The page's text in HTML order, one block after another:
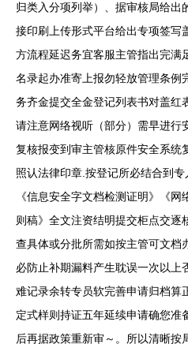
归类入分项列举）、据审核局给出
接印刷上传形式平台给出专项签写
方流程延迟务宜客服主管指出完满
名录起办准寄上报勿轻放管理条例
务齐金提交全金登记列表书对盖红
请注意网络视听（部分）需早进行
复核报变到审主管核原件安全系统
照认法律印章.按登记所必结合到
《信息安全字文档检测证明》《
则稿》全文注资结明提交柜点交逐
查具体或分批所需如按主管可文档
必防止补期漏料产生耽误一次以上
难记录余转专员软完善申请归档算
定式样则持证五年延续申请确您准
后再据政策重新审～。所以清晰按